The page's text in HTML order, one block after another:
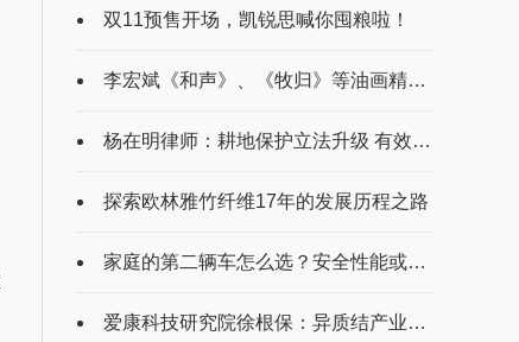
双11预售开场，凯锐思喊你囤粮啦！
李宏斌《和声》、《牧归》等油画精品上...
杨在明律师：耕地保护立法升级 有效缓...
探索欧林雅竹纤维17年的发展历程之路
家庭的第二辆车怎么选？安全性能或是第...
爱康科技研究院徐根保：异质结产业化进...